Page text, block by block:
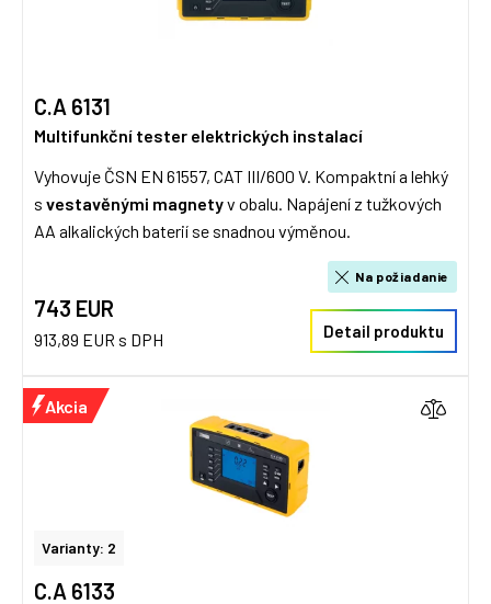
C.A 6131
Multifunkční tester elektrických instalací
Vyhovuje ČSN EN 61557, CAT III/600 V. Kompaktní a lehký
s vestavěnými magnetyv obalu. Napájení z tužkových
AA alkalických baterií se snadnou výměnou.
743 EUR
913,89 EUR s DPH
Na požiadanie
Detail produktu
Varianty: 2
C.A 6133
Akcia